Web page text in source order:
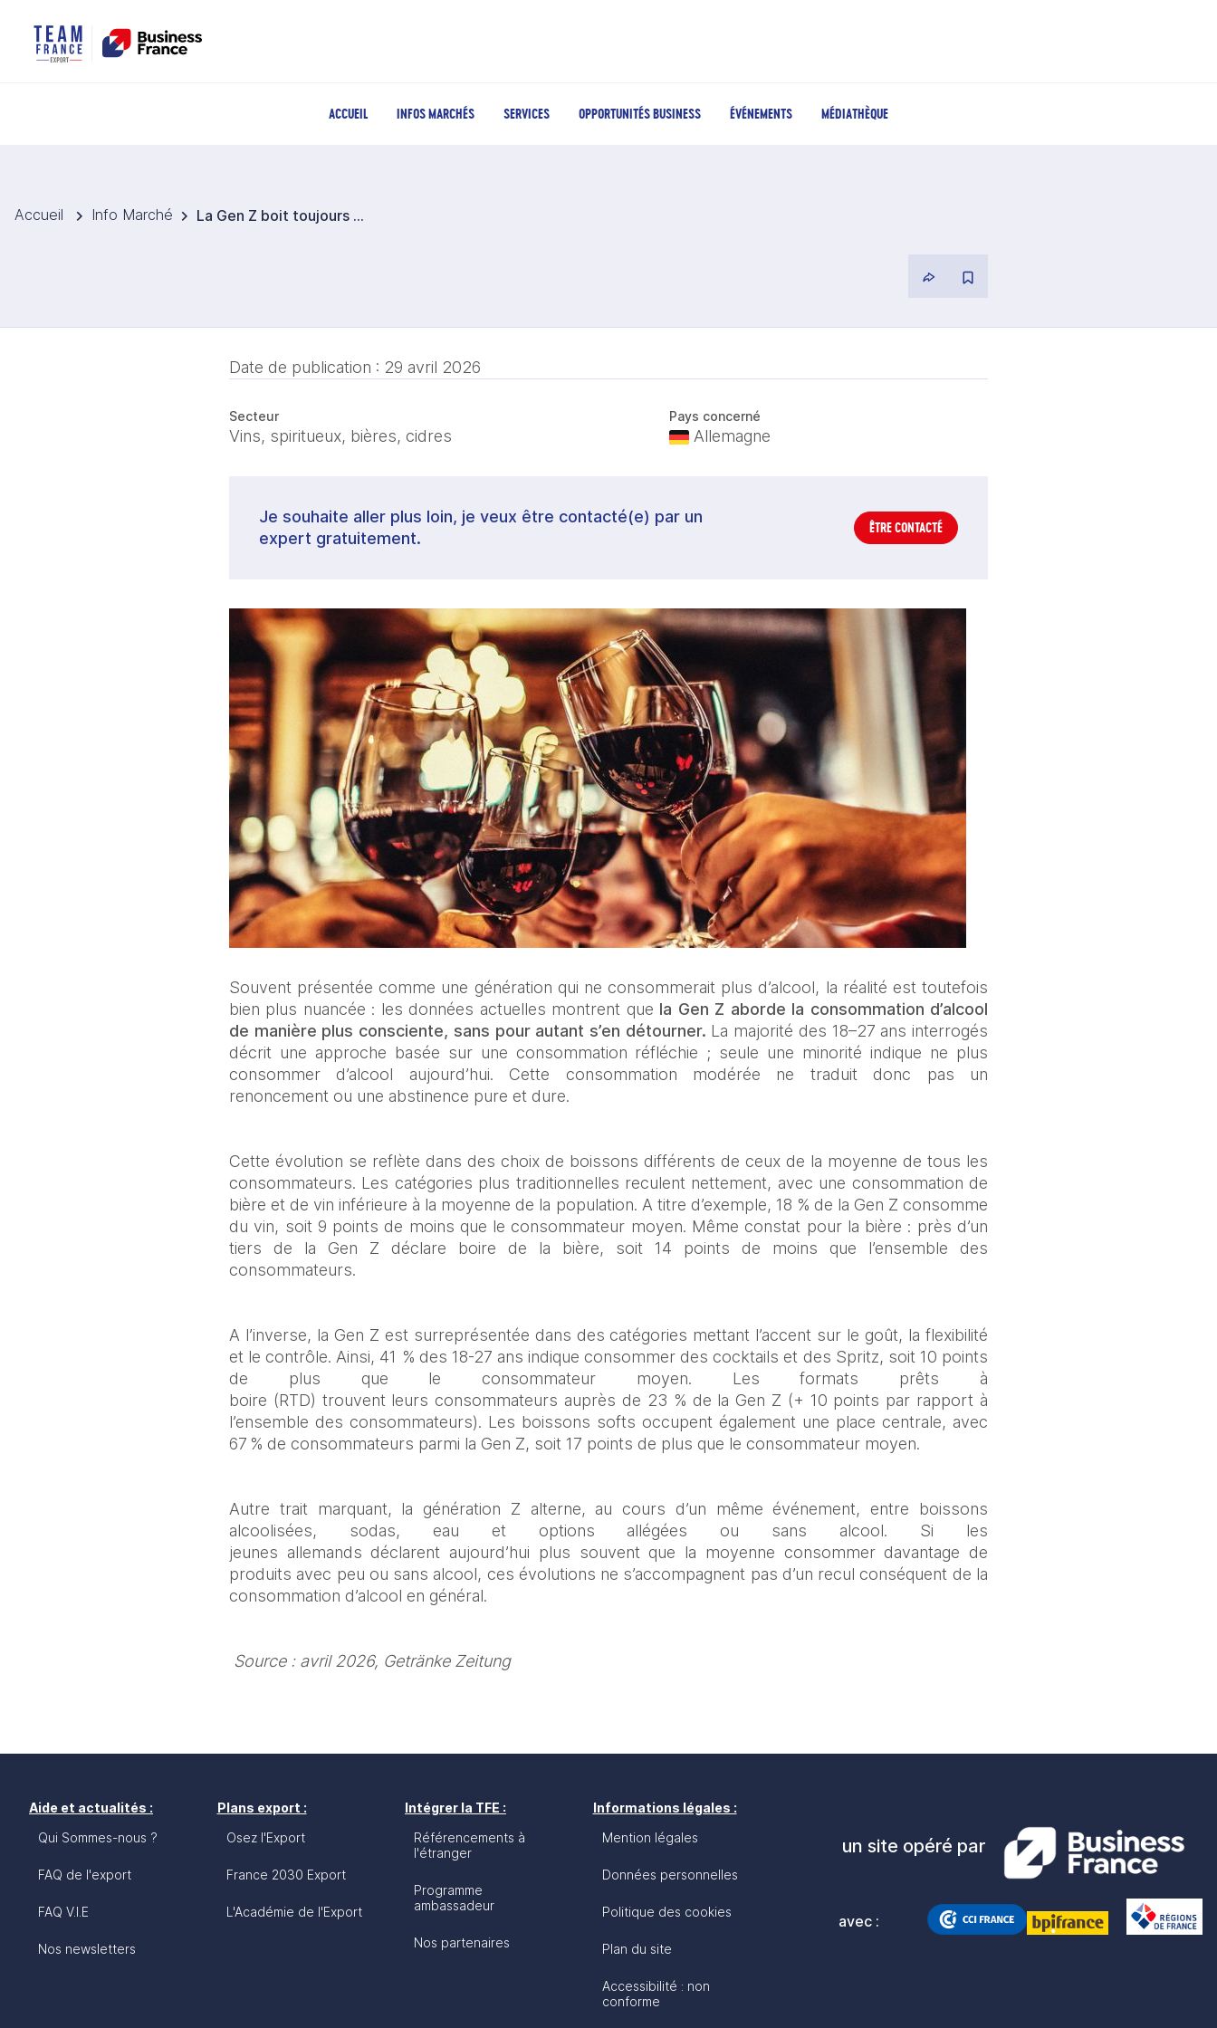
ACCUEIL INFOS MARCHÉS SERVICES OPPORTUNITÉS BUSINESS ÉVÉNEMENTS MÉDIATHÈQUE
Accueil Info Marché La Gen Z boit toujours mais de manière plus réfléchie
Date de publication : 29 avril 2026
Secteur
Vins, spiritueux, bières, cidres
Pays concerné
Allemagne
Je souhaite aller plus loin, je veux être contacté(e) par un
expert gratuitement.
ÊTRE CONTACTÉ
Souvent présentée comme une génération qui ne consommerait plus d’alcool, la réalité est toutefois
bien plus nuancée : les données actuelles montrent que la Gen Z aborde la consommation d’alcool
de manière plus consciente, sans pour autant s’en détourner. La majorité des 18–27 ans interrogés
décrit une approche basée sur une consommation réfléchie ; seule une minorité indique ne plus
consommer d’alcool aujourd’hui. Cette consommation modérée ne traduit donc pas un
renoncement ou une abstinence pure et dure.
Cette évolution se reflète dans des choix de boissons différents de ceux de la moyenne de tous les
consommateurs. Les catégories plus traditionnelles reculent nettement, avec une consommation de
bière et de vin inférieure à la moyenne de la population. A titre d’exemple, 18 % de la Gen Z consomme
du vin, soit 9 points de moins que le consommateur moyen. Même constat pour la bière : près d’un
tiers de la Gen Z déclare boire de la bière, soit 14 points de moins que l’ensemble des
consommateurs.
A l’inverse, la Gen Z est surreprésentée dans des catégories mettant l’accent sur le goût, la flexibilité
et le contrôle. Ainsi, 41 % des 18-27 ans indique consommer des cocktails et des Spritz, soit 10 points
de plus que le consommateur moyen. Les formats prêts à
boire (RTD) trouvent leurs consommateurs auprès de 23 % de la Gen Z (+ 10 points par rapport à
l’ensemble des consommateurs). Les boissons softs occupent également une place centrale, avec
67 % de consommateurs parmi la Gen Z, soit 17 points de plus que le consommateur moyen.
Autre trait marquant, la génération Z alterne, au cours d’un même événement, entre boissons
alcoolisées, sodas, eau et options allégées ou sans alcool. Si les
jeunes allemands déclarent aujourd’hui plus souvent que la moyenne consommer davantage de
produits avec peu ou sans alcool, ces évolutions ne s’accompagnent pas d’un recul conséquent de la
consommation d’alcool en général.
Source : avril 2026, Getränke Zeitung
Aide et actualités :
Qui Sommes-nous ?
FAQ de l'export
FAQ V.I.E
Nos newsletters
Plans export :
Osez l'Export
France 2030 Export
L'Académie de l'Export
Intégrer la TFE :
Référencements à
l'étranger
Programme
ambassadeur
Nos partenaires
Informations légales :
Mention légales
Données personnelles
Politique des cookies
Plan du site
Accessibilité : non
conforme
un site opéré par
avec :